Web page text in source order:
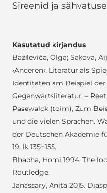
Sireenid ja
Kasutatud kirjandus
Bazileviča, Olga; Sakova,
›Anderen‹. Literatur als
Identitäten am Beispiel
Gegenwartsliteratur. –
Pasewalck (toim), Zum
und die vielen Sprachen.
der Deutschen Akademie
19, lk 135−155.
Bhabha, Homi 1994. The
Routledge.
Janassary, Anita 2015.